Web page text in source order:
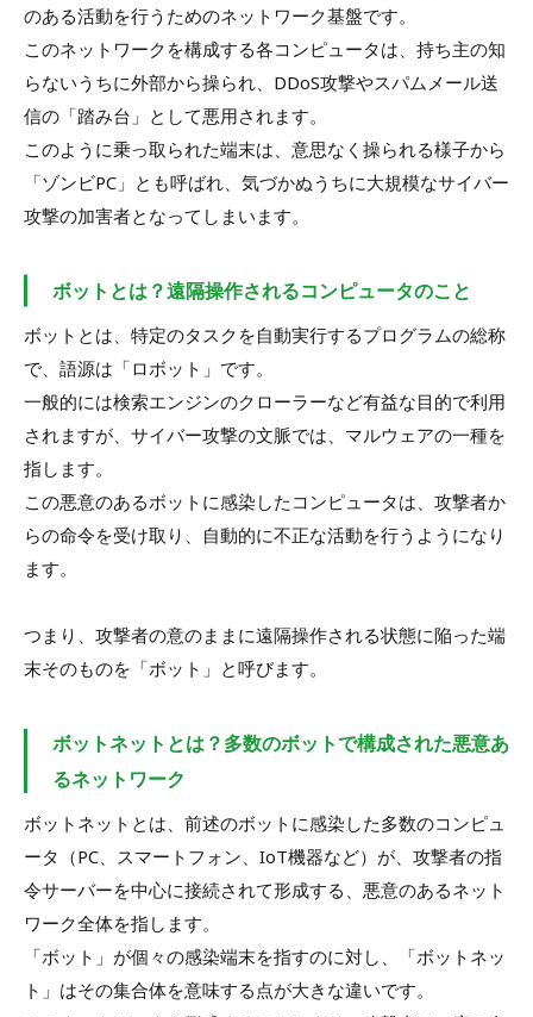
のある活動を行うためのネットワーク基盤です。
このネットワークを構成する各コンピュータは、持ち主の知
らないうちに外部から操られ、DDoS攻撃やスパムメール送
信の「踏み台」として悪用されます。
このように乗っ取られた端末は、意思なく操られる様子から
「ゾンビPC」とも呼ばれ、気づかぬうちに大規模なサイバー
攻撃の加害者となってしまいます。
ボットとは？遠隔操作されるコンピュータのこと
ボットとは、特定のタスクを自動実行するプログラムの総称
で、語源は「ロボット」です。
一般的には検索エンジンのクローラーなど有益な目的で利用
されますが、サイバー攻撃の文脈では、マルウェアの一種を
指します。
この悪意のあるボットに感染したコンピュータは、攻撃者か
らの命令を受け取り、自動的に不正な活動を行うようになり
ます。
つまり、攻撃者の意のままに遠隔操作される状態に陥った端
末そのものを「ボット」と呼びます。
ボットネットとは？多数のボットで構成された悪意あ
るネットワーク
ボットネットとは、前述のボットに感染した多数のコンピュ
ータ（PC、スマートフォン、IoT機器など）が、攻撃者の指
令サーバーを中心に接続されて形成する、悪意のあるネット
ワーク全体を指します。
「ボット」が個々の感染端末を指すのに対し、「ボットネッ
ト」はその集合体を意味する点が大きな違いです。